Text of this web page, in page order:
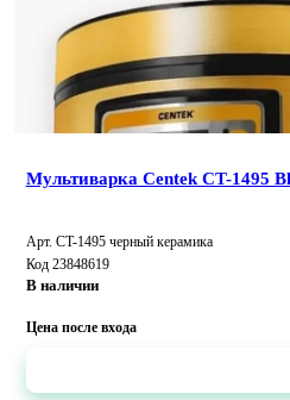
Мультиварка Centek CT-1495
Арт. CT-1495 черный керамика
Код 23848619
В наличии
Цена после входа